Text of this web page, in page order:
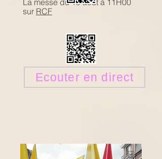
La messe du 15 août à 11H00
sur RCF
Ecouter en direct